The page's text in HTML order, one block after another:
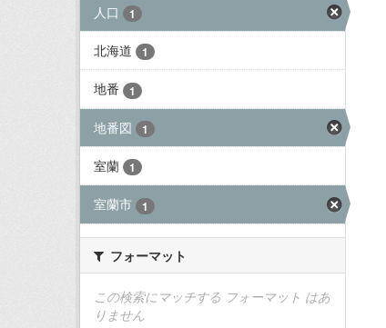
人口 1
北海道 1
地番 1
地番図 1
室蘭 1
室蘭市 1
フォーマット
この検索にマッチする フォーマット はあ
りません